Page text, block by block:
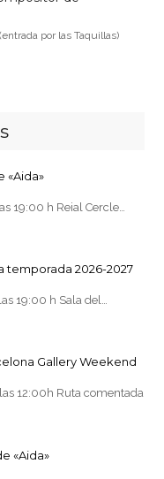
por las Taquillas)
«Aida»
19:00 h Reial Cercle…
temporada 2026-2027
19:00 h Sala del…
Gallery Weekend
12:00h Ruta comentada
«Aida»